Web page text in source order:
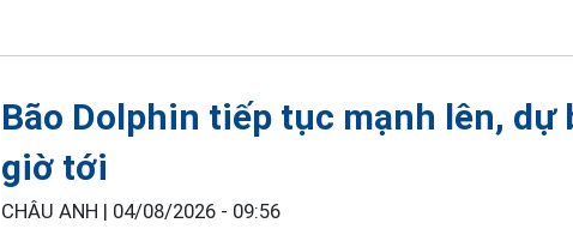
Bão Dolphin tiếp tục mạnh lên,
giờ tới
CHÂU ANH | 04/08/2026 - 09:56